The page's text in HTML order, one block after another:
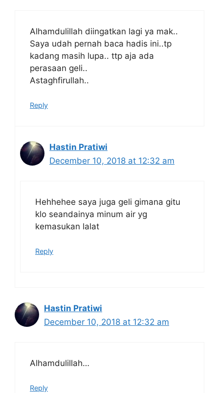
Alhamdulillah diingatkan lagi ya mak..
Saya udah pernah baca hadis ini..tp
kadang masih lupa.. ttp aja ada
perasaan geli..
Astaghfirullah..
Reply
Hastin Pratiwi
December 10, 2018 at 12:32 am
Hehhehee saya juga geli gimana gitu
klo seandainya minum air yg
kemasukan lalat
Reply
Hastin Pratiwi
December 10, 2018 at 12:32 am
Alhamdulillah…
Reply